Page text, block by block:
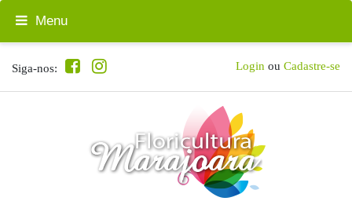
Siga-nos: Login ou Cadastre-se
Menu